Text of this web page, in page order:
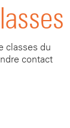
classes du
contact